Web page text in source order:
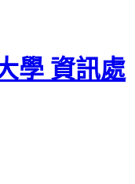
學 資訊處